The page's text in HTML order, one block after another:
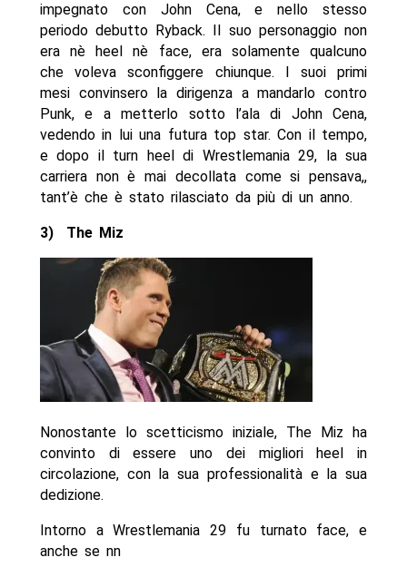
impegnato con John Cena, e nello stesso
periodo debutto Ryback. Il suo personaggio non
era nè heel nè face, era solamente qualcuno
che voleva sconfiggere chiunque. I suoi primi
mesi convinsero la dirigenza a mandarlo contro
Punk, e a metterlo sotto l’ala di John Cena,
vedendo in lui una futura top star. Con il tempo,
e dopo il turn heel di Wrestlemania 29, la sua
carriera non è mai decollata come si pensava,,
tant’è che è stato rilasciato da più di un anno.
3) The Miz
Nonostante lo scetticismo iniziale, The Miz ha
convinto di essere uno dei migliori heel in
circolazione, con la sua professionalità e la sua
dedizione.
Intorno a Wrestlemania 29 fu turnato face, e
anche se nn